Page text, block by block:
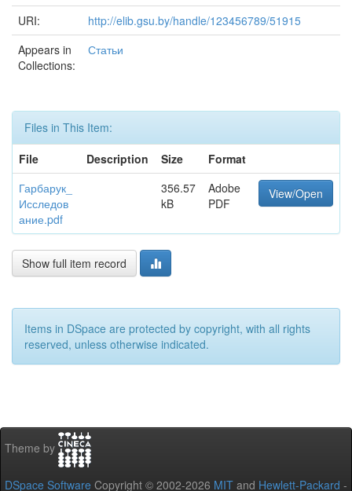
URI:
http://elib.gsu.by/handle/123456789/51915
Appears in
Collections:
Статьи
Files in This Item:
File
Description Size
Format
Гарбарук_
Исследов
ание.pdf
356.57
kB
Adobe
PDF
View/Open
Show full item record
Items in DSpace are protected by copyright, with all rights
reserved, unless otherwise indicated.
Theme by
DSpace Software Copyright © 2002-2026 MIT and Hewlett-Packard -